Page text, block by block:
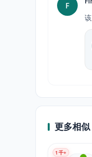
F
更多相似
1 千+